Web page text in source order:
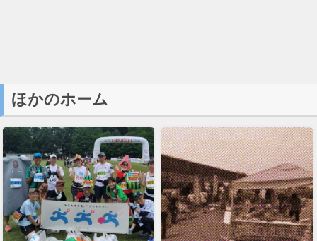
ほかのホーム